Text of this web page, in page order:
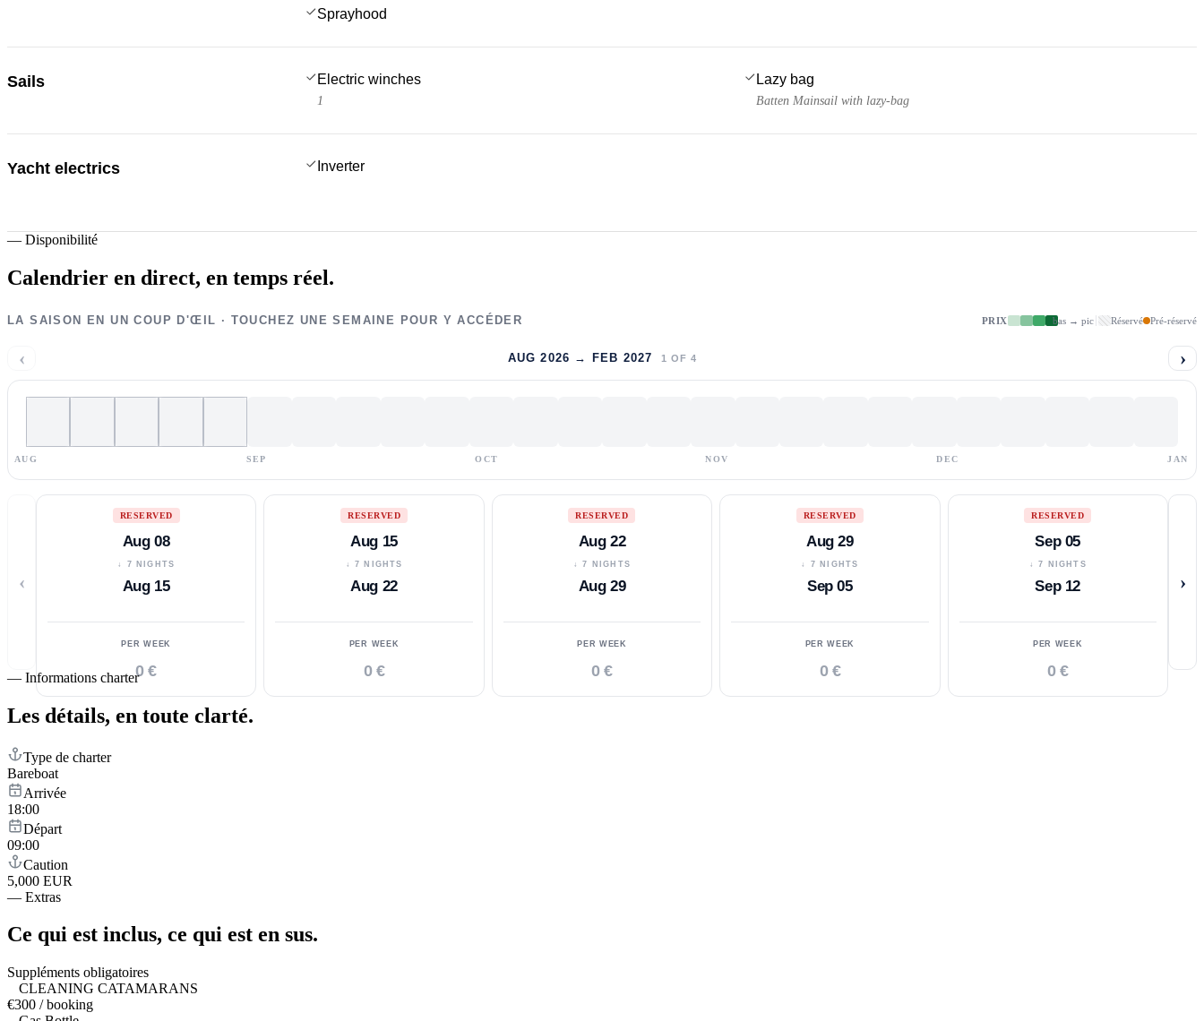
Sprayhood
Sails Electric winches
1
Lazy bag
Batten Mainsail with lazy-bag
Yacht electrics Inverter
— Disponibilité
Calendrier en direct, en temps réel.
LA SAISON EN UN COUP D'ŒIL · TOUCHEZ UNE SEMAINE POUR Y ACCÉDER PRIX bas → pic Réservé Pré-réservé
‹ AUG 2026 → FEB 2027 1 OF 4 ›
AUG SEP OCT NOV DEC JAN
‹
RESERVED
Aug 08
↓ 7 NIGHTS
Aug 15
PER WEEK
0 €
RESERVED
Aug 15
↓ 7 NIGHTS
Aug 22
PER WEEK
0 €
RESERVED
Aug 22
↓ 7 NIGHTS
Aug 29
PER WEEK
0 €
RESERVED
Aug 29
↓ 7 NIGHTS
Sep 05
PER WEEK
0 €
RESERVED
Sep 05
↓ 7 NIGHTS
Sep 12
PER WEEK
0 €
›
— Informations charter
Les détails, en toute clarté.
Type de charter
Bareboat
Arrivée
18:00
Départ
09:00
Caution
5,000 EUR
— Extras
Ce qui est inclus, ce qui est en sus.
Suppléments obligatoires
CLEANING CATAMARANS
€300 / booking